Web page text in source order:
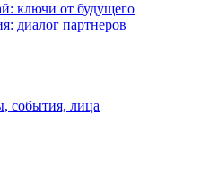
ключи от будущего
диалог партнеров
события, лица